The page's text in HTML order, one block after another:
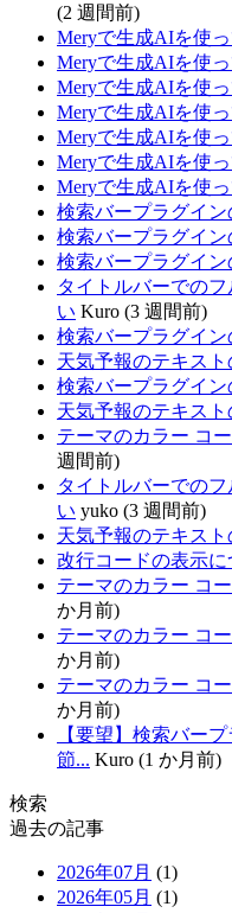
(2 週間前)
Meryで生成AIを使
Meryで生成AIを使
Meryで生成AIを使
Meryで生成AIを使
Meryで生成AIを使
Meryで生成AIを使
Meryで生成AIを使
検索バープラグイ
検索バープラグイ
検索バープラグイ
タイトルバーでの
い Kuro (3 週間前)
検索バープラグイ
天気予報のテキス
検索バープラグイ
天気予報のテキス
テーマのカラー コ
週間前)
タイトルバーでの
い yuko (3 週間前)
天気予報のテキス
改行コードの表示に
テーマのカラー コ
か月前)
テーマのカラー コ
か月前)
テーマのカラー コ
か月前)
【要望】検索バー
節... Kuro (1 か月前)
検索
過去の記事
2026年07月 (1)
2026年05月 (1)